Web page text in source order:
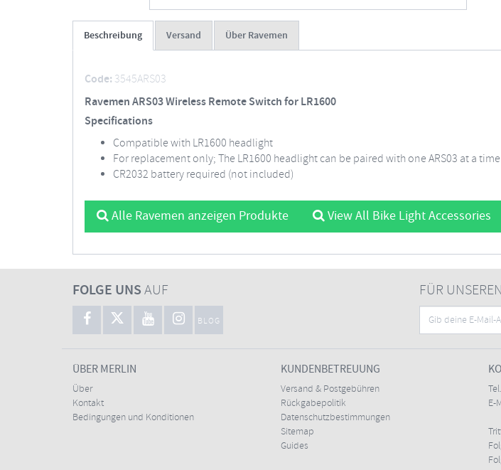
Beschreibung Versand Über Ravemen
Code: 3545ARS03
Ravemen ARS03 Wireless Remote Switch for LR1600
Specifications
Compatible with LR1600 headlight
For replacement only; The LR1600 headlight can be paired with one ARS03 at a time
CR2032 battery required (not included)
Alle Ravemen anzeigen Produkte View All Bike Light Accessories
FOLGE UNSAUF
BLOG
FÜR
ÜBER MERLIN
Über
Kontakt
Bedingungen und Konditionen
KUNDENBETREUUNG
Versand & Postgebühren
Rückgabepolitik
Datenschutzbestimmungen
Sitemap
Guides
E-